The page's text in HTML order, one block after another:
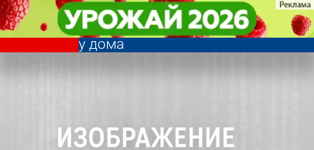
В Пачелме мужчина после ссоры
с сожительницей взорвал гранату
у дома
Криминал В Пачелме мужчина после ссоры
с сожительницей взорвал гранату
у дома
Криминал
Другие новости по
теме
Погода и курсы
валют в Пензе